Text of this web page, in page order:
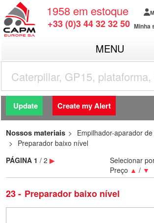
1958 em estoque
+33 (0)3 44 32 32 50 Minha
MENU
Update Create my Alert
Nossos materiais
Empilhador-aparador
Preparador baixo nível
23 Preparador baixo nível
Selecionar
Preço ▲ / ▼
PÁGINA 1 / 2 ▶